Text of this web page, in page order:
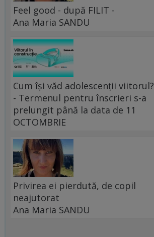
Feel good - după FILIT -
Ana Maria SANDU
Cum își văd adolescenții viitorul?
- Termenul pentru înscrieri s-a
prelungit până la data de 11
OCTOMBRIE
Privirea ei pierdută, de copil
neajutorat
Ana Maria SANDU